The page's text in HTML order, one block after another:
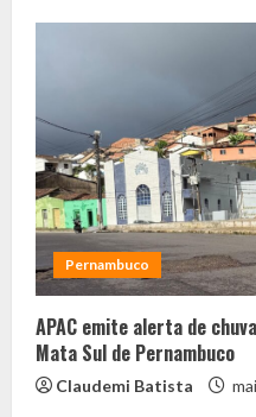
Pernambuco
APAC emite alerta de
Mata Sul de Pernambuco
Claudemi Batista